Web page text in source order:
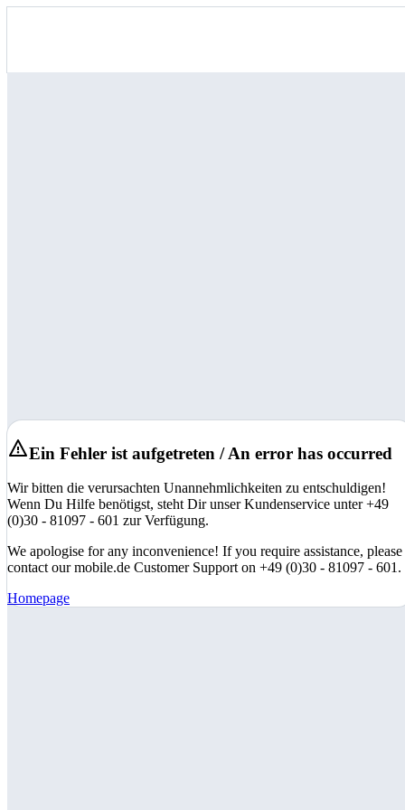
Ein Fehler ist aufgetreten / An error has occurred
Wir bitten die verursachten Unannehmlichkeiten zu entschuldigen!
Wenn Du Hilfe benötigst, steht Dir unser Kundenservice unter +49
(0)30 - 81097 - 601 zur Verfügung.
We apologise for any inconvenience! If you require assistance, please
contact our mobile.de Customer Support on +49 (0)30 - 81097 - 601.
Homepage